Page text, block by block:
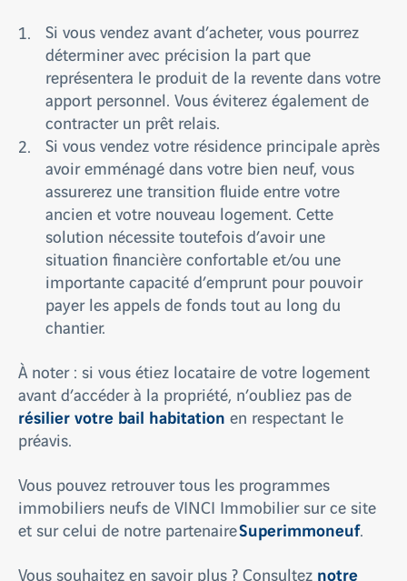
Si vous vendez avant d’acheter, vous pourrez
déterminer avec précision la part que
représentera le produit de la revente dans votre
apport personnel. Vous éviterez également de
contracter un prêt relais.
Si vous vendez votre résidence principale après
avoir emménagé dans votre bien neuf, vous
assurerez une transition fluide entre votre
ancien et votre nouveau logement. Cette
solution nécessite toutefois d’avoir une
situation financière confortable et/ou une
importante capacité d’emprunt pour pouvoir
payer les appels de fonds tout au long du
chantier.
À noter : si vous étiez locataire de votre logement
avant d’accéder à la propriété, n’oubliez pas de
résilier votre bail habitation en respectant le
préavis.
Vous pouvez retrouver tous les programmes
immobiliers neufs de VINCI Immobilier sur ce site
et sur celui de notre partenaireSuperimmoneuf.
Vous souhaitez en savoir plus ? Consultez notre